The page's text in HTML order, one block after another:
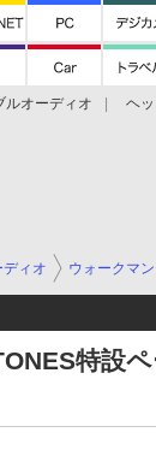
ルオーディオ ヘ
ィオ ウォークマン
特設